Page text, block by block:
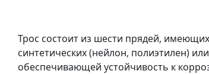
Трос состоит из шести прядей,
синтетических (нейлон, полиэтилен)
обеспечивающей устойчивость к